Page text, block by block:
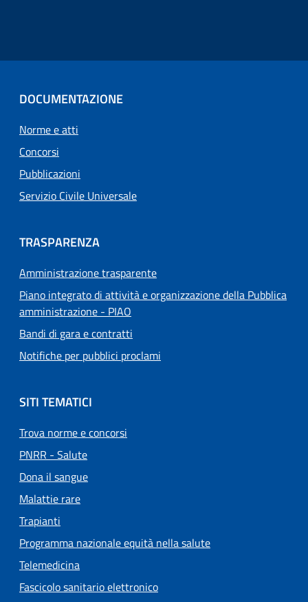
DOCUMENTAZIONE
Norme e atti
Concorsi
Pubblicazioni
Servizio Civile Universale
TRASPARENZA
Amministrazione trasparente
Piano integrato di attività e organizzazione della Pubblica
amministrazione - PIAO
Bandi di gara e contratti
Notifiche per pubblici proclami
SITI TEMATICI
Trova norme e concorsi
PNRR - Salute
Dona il sangue
Malattie rare
Trapianti
Programma nazionale equità nella salute
Telemedicina
Fascicolo sanitario elettronico